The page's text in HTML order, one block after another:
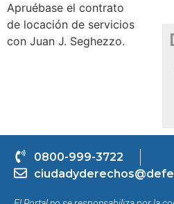
Apruébase el contrato
de locación de servicios
con Juan J. Seghezzo.
0800-999-3722